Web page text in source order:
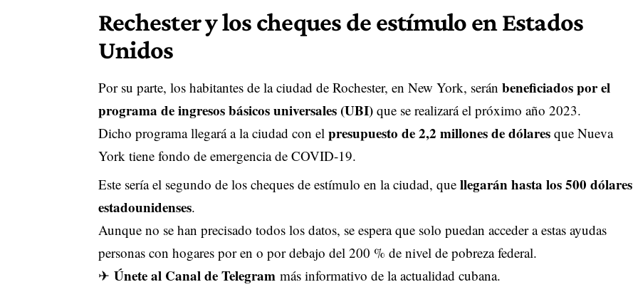
Rechester y los cheques de estímulo en Estados
Unidos
Por su parte, los habitantes de la ciudad de Rochester, en New York, serán beneficiados por el
programa de ingresos básicos universales (UBI)que se realizará el próximo año 2023.
Dicho programa llegará a la ciudad con el presupuesto de 2,2 millones de dólares que Nueva
York tiene fondo de emergencia de COVID-19.
Este sería el segundo de los cheques de estímulo en la ciudad, que llegarán hasta los 500 dólares
estadounidenses.
Aunque no se han precisado todos los datos, se espera que solo puedan acceder a estas ayudas
personas con hogares por en o por debajo del 200 % de nivel de pobreza federal.
✈ Únete al Canal de Telegrammás informativo de la actualidad cubana.